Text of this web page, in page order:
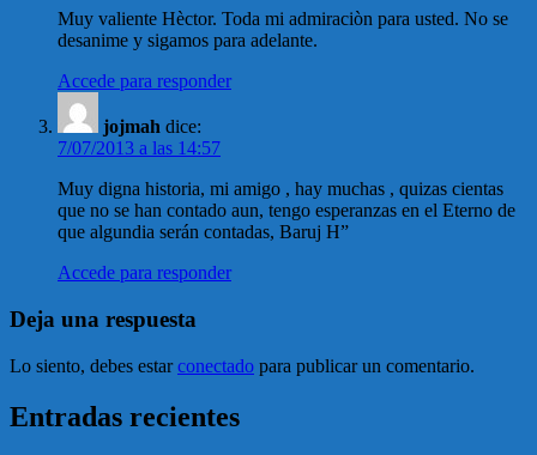
Muy valiente Hèctor. Toda mi admiraciòn para usted. No se
desanime y sigamos para adelante.
Accede para responder
jojmah dice:
7/07/2013 a las 14:57
Muy digna historia, mi amigo , hay muchas , quizas cientas
que no se han contado aun, tengo esperanzas en el Eterno de
que algundia serán contadas, Baruj H”
Accede para responder
Deja una respuesta
Lo siento, debes estarconectado para publicar un comentario.
Entradas recientes